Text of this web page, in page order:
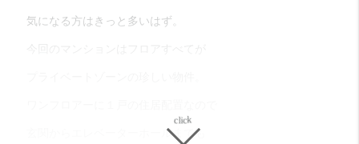
気になる方はきっと多いはず。
玄関からエレベーターホールまでも